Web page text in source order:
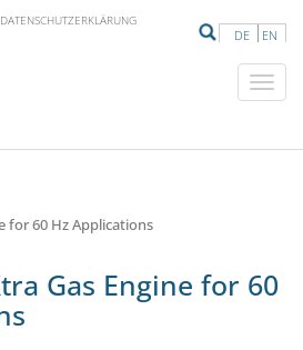
DE EN
DATENSCHUTZERKLÄRUNG
for 60 Hz Applications
Gas Engine for 60